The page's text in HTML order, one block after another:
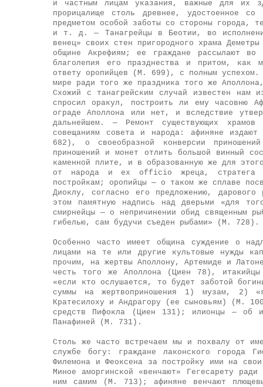
и частным лицам указания, важные для их
прорицалище столь древнее, удостоенное
предметом особой заботы со стороны города,
и т. д. — Танагрейцы в Беотии, во
венец» своих стен пригородного храма
общине Акрефиям; ее граждане рассылают
благолепия его празднества и притом, как
ответу оропийцев (М. 699), с полным
мире ради того же праздника того же
Схожий с танагрейским случай известен
спросил оракул, построить ли ему часовню
ограде Аполлона или нет, и вследствие
дальнейшем. — Ремонт существующих
совещаниям совета и народа: афиняне
682), о своеобразной конверсии
приношений и монет отлить большой винный
каменной плите, и в образованную же для
от народа и ex officio жреца, стратега
постройкам; оропийцы — о таком же сплаве
Диоклу, согласно его предложению,
этом памятную надпись над дверьми «для
смирнейцы — о непричинении обид священным
гибелью, сам будучи съеден рыбами» (М. 728).
Особенно часто имеет община суждение о
лицами на те или другие культовые нужды
прочим, на жертвы Аполлону, Артемиде и
честь того же Аполлона (Циен 78),
«если кто ослушается, то будет заботой
суммы на жертвоприношения 1) музам, 2)
Кратесилоху и Андрагору (ее сыновьям) (М.
средств Пифокла (Циен 131); илионцы — об
Панафиней (М. 731).
Столь же часто встречаем мы и похвалу от
службе богу: граждане лаконского города
Филемона и Феоксена за постройку ими на
Миное аморгинской «венчают» Гегесарету
ним самим (М. 713); афиняне венчают